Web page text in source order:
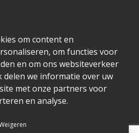
mijnpromo.nl 2025
om content en
om functies voor
en om ons websiteverkeer
delen we informatie over uw
met onze partners voor
en analyse.